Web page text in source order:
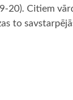
20). Citiem
to